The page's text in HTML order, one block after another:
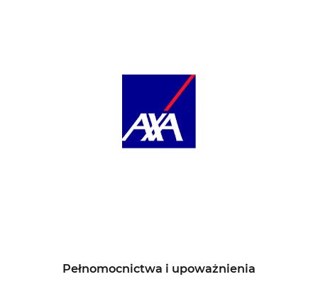
Pełnomocnictwa i upoważnienia